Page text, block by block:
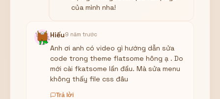
của mình nha!
Hiếu9 năm trước
Anh ơi anh có video gì hướng dẫn sửa
code trong theme flatsome hông ạ . Do
mới cài fkatsome lần đầu. Mà sửa menu
không thấy file css đâu
Trả lời